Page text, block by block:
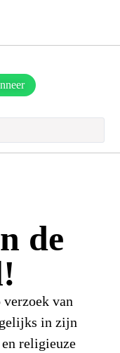
de
van
in zijn
religieuze